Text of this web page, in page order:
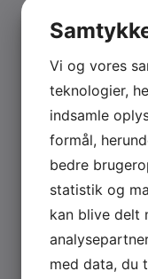
Vi og vores
teknologier,
indsamle
formål,
bedre
statistik og
kan blive delt
med data, du